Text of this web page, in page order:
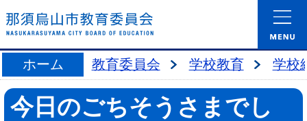
ホーム 教育委員会 学校教育 学校
今日のごちそうさまでし